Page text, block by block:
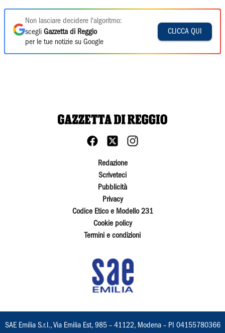
Non lasciare decidere l'algoritmo:
scegli Gazzetta di Reggio
per le tue notizie su Google
CLICCA QUI
Redazione
Scriveteci
Pubblicità
Privacy
Codice Etico e Modello 231
Cookie policy
Termini e condizioni
SAE Emilia S.r.l., Via Emilia Est, 985 – 41122, Modena – PI 04155780366